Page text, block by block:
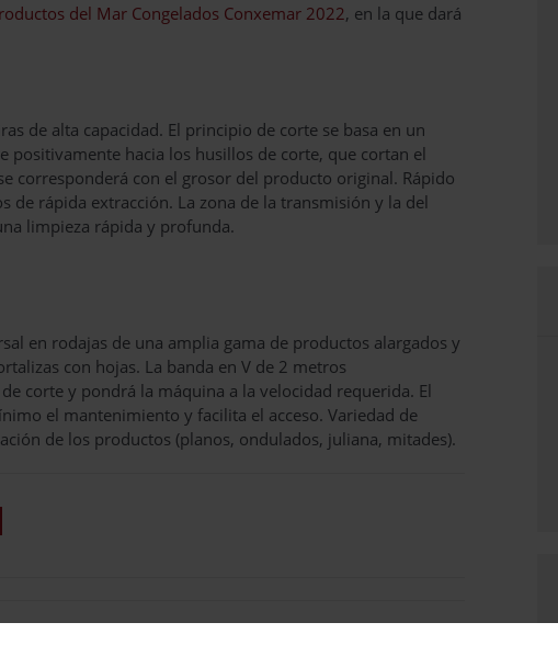
del Mar Congelados Conxemar 2022, en la que dará
de alta capacidad. El principio de corte se basa en un
hacia los husillos de corte, que cortan el
corresponderá con el grosor del producto original. Rápido
de rápida extracción. La zona de la transmisión y la del
limpieza rápida y profunda.
en rodajas de una amplia gama de productos alargados y
con hojas. La banda en V de 2 metros
corte y pondrá la máquina a la velocidad requerida. El
el mantenimiento y facilita el acceso. Variedad de
de los productos (planos, ondulados, juliana, mitades).